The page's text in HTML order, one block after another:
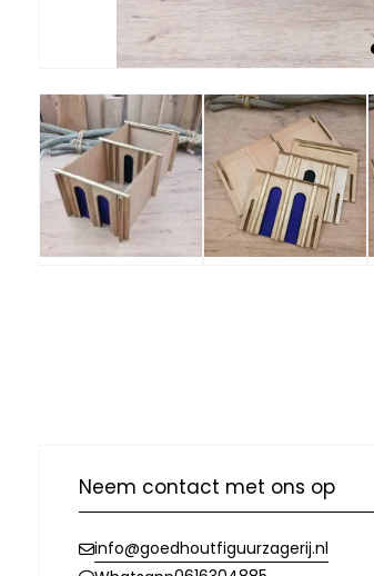
Neem contact met ons op
info@goedhoutfiguurzagerij.nl